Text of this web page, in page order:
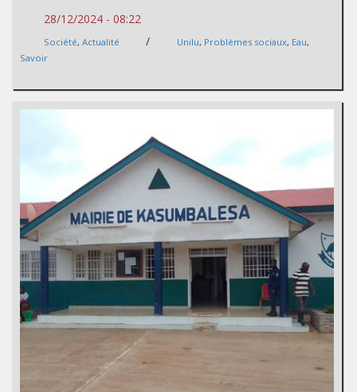
28/12/2024 - 08:22
Société, Actualité / Unilu, Problèmes sociaux, Eau,
Savoir